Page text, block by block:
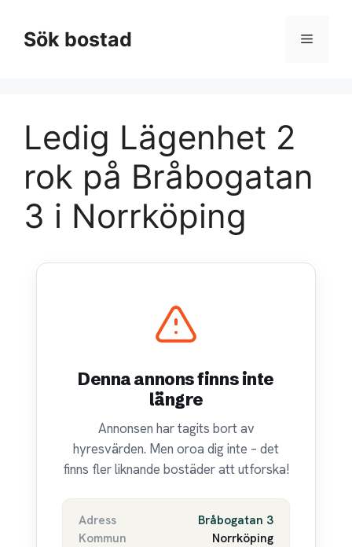
innehållSök bostad Meny
Ledig Lägenhet 2
rok på Bråbogatan
3 i Norrköping
Denna annons finns inte
längre
Annonsen har tagits bort av
hyresvärden. Men oroa dig inte – det
finns fler liknande bostäder att utforska!
Adress
Bråbogatan 3
Kommun
Norrköping